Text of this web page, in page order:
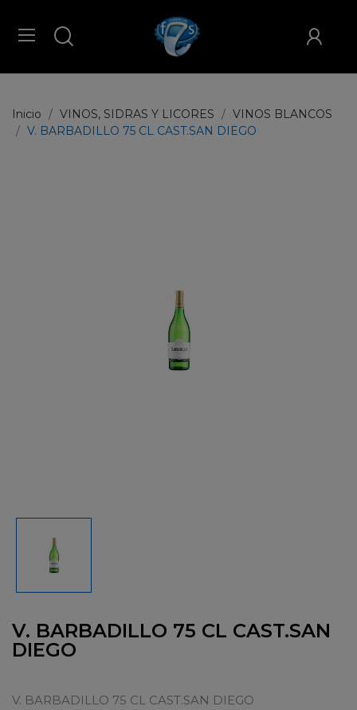
Inicio VINOS, SIDRAS Y LICORES
VINOS BLANCOS
V. BARBADILLO 75 CL CAST.SAN DIEGO
V. BARBADILLO 75 CL CAST.SAN
DIEGO
V. BARBADILLO 75 CL CAST.SAN DIEGO